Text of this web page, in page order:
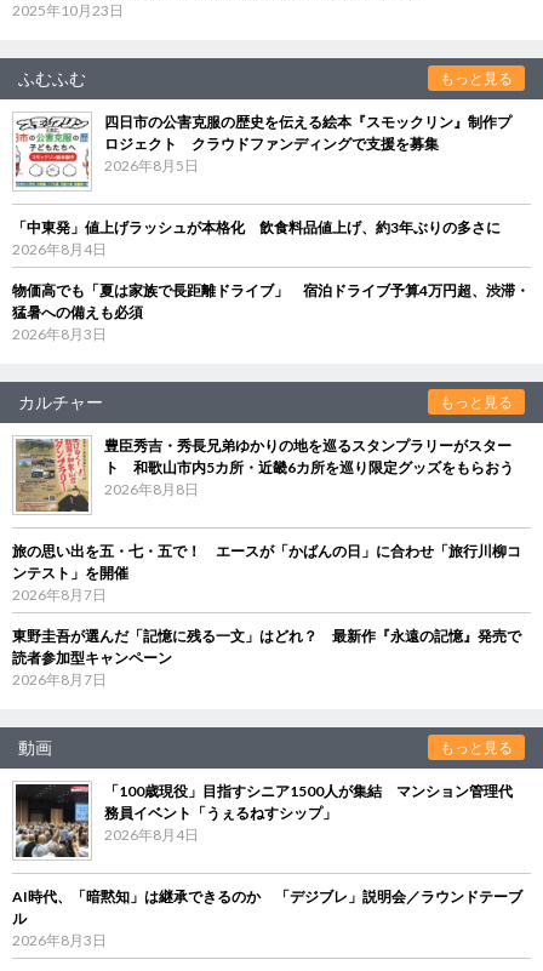
2025年10月23日
ふむふむ もっと見る
四日市の公害克服の歴史を伝える絵本『スモックリン』制作プ
ロジェクト クラウドファンディングで支援を募集
2026年8月5日
「中東発」値上げラッシュが本格化 飲食料品値上げ、約3年ぶりの多さに
2026年8月4日
物価高でも「夏は家族で長距離ドライブ」 宿泊ドライブ予算4万円超、渋滞・
猛暑への備えも必須
2026年8月3日
カルチャー もっと見る
豊臣秀吉・秀長兄弟ゆかりの地を巡るスタンプラリーがスター
ト 和歌山市内5カ所・近畿6カ所を巡り限定グッズをもらおう
2026年8月8日
旅の思い出を五・七・五で！ エースが「かばんの日」に合わせ「旅行川柳コ
ンテスト」を開催
2026年8月7日
東野圭吾が選んだ「記憶に残る一文」はどれ？ 最新作『永遠の記憶』発売で
読者参加型キャンペーン
2026年8月7日
動画 もっと見る
「100歳現役」目指すシニア1500人が集結 マンション管理代
務員イベント「うぇるねすシップ」
2026年8月4日
AI時代、「暗黙知」は継承できるのか 「デジブレ」説明会／ラウンドテーブ
ル
2026年8月3日